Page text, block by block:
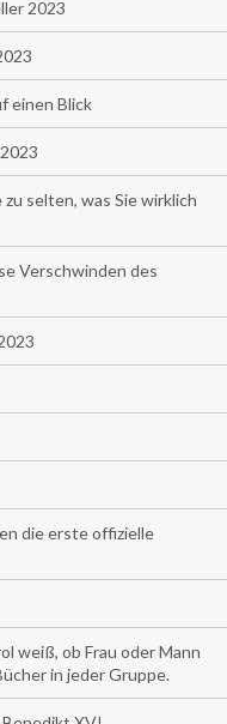
2023
einen Blick
selten, was Sie wirklich
Verschwinden des
die erste offizielle
weiß, ob Frau oder Mann
in jeder Gruppe.